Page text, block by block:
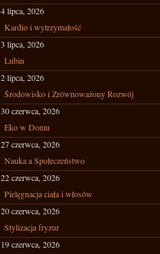
4 lipca, 2026
Kardio i wytrzymałość
3 lipca, 2026
Lubin
2 lipca, 2026
Środowisko i Zrównoważony Rozwój
30 czerwca, 2026
Eko w Domu
27 czerwca, 2026
Nauka a Społeczeństwo
22 czerwca, 2026
Pielęgnacja ciała i włosów
20 czerwca, 2026
Stylizacja fryzur
19 czerwca, 2026